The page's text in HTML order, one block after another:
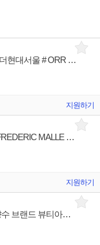
# 오픈멤버(매/둘/막). ORR 오르 # 현대판교 / 더현대서울 # ORR 브랜드 패션아티스트
지원하기
# 프레데릭말 # 롯데본점/갤러리아압구정 # FREDERIC MALLE 브랜드 뷰티아티스트
지원하기
# Kilian # (전직급)더현대서울 # 킬리안 니치향수 브랜드 뷰티아티스트